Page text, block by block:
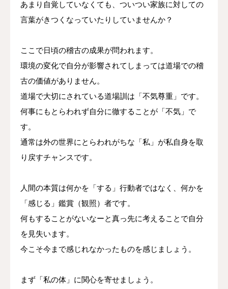
あまり自覚していなくても、ついつい家族に対しての
言葉がきつくなっていたりしていませんか？
ここで日頃の稽古の成果が問われます。
環境の変化で自分が影響されてしまっては道場での稽
古の価値がありません。
道場で大切にされている道場訓は「不気尊重」です。
何事にもとらわれず自分に徹することが「不気」で
す。
通常は外の世界にとらわれがちな「私」が私自身を取
り戻すチャンスです。
人間の本質は何かを「する」行動者ではなく、何かを
「感じる」鑑賞（観照）者です。
何もすることがないなーと真っ先に考えることで自分
を見失います。
今こそ今まで感じれなかったものを感じましょう。
まず「私の体」に関心を寄せましょう。